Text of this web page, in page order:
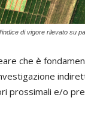
di vigore rilevato su
che è
prossimali e/o